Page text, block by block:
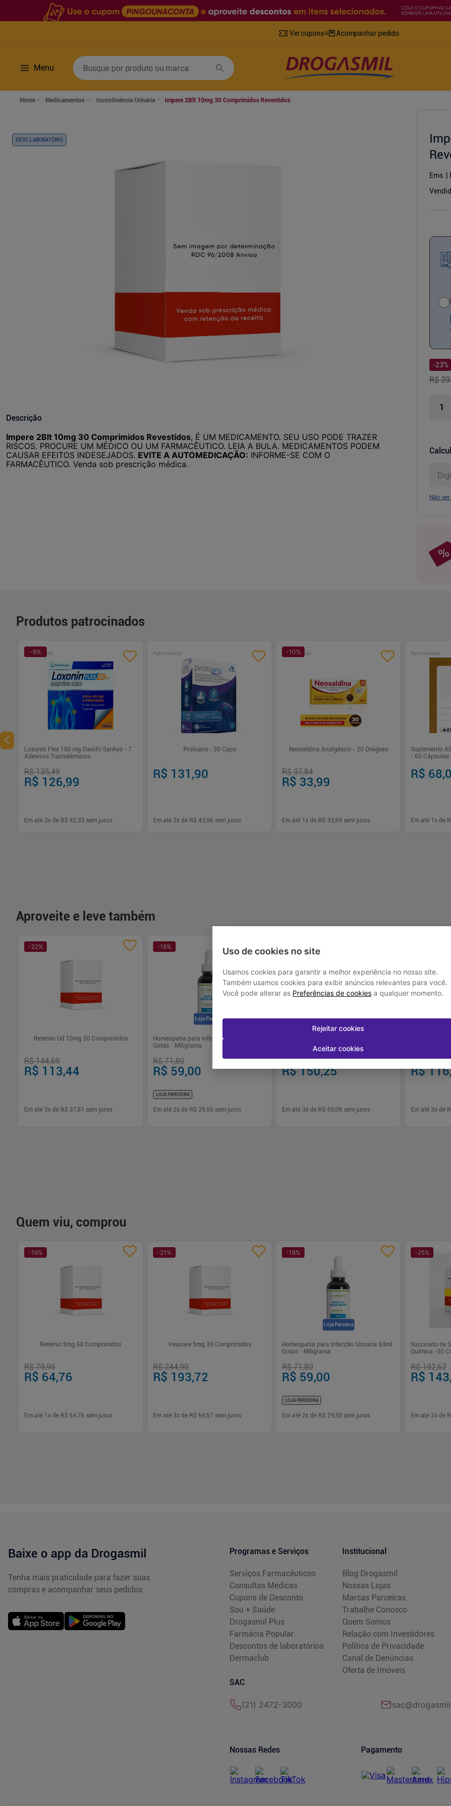
Ver cupons Acompanhar pedido
Menu
Busque por produto ou marca
Uso de cookies no site
Usamos cookies para garantir a melhor experiência no nosso site.
Também usamos cookies para exibir anúncios relevantes para você.
Você pode alterar as Preferências de cookies a qualquer momento.
Rejeitar cookies
Aceitar cookies
Medicamentos Incontinência Urinária Impere 2Blt 10mg 30 Comprimidos Revestidos
DESC.LABORATÓRIO
Descrição
Impere 2Blt 10mg 30 Comprimidos Revestidos, É UM MEDICAMENTO. SEU USO PODE TRAZER
RISCOS. PROCURE UM MÉDICO OU UM FARMACÊUTICO. LEIA A BULA. MEDICAMENTOS PODEM
CAUSAR EFEITOS INDESEJADOS. EVITE A AUTOMEDICAÇÃO: INFORME-SE COM O
FARMACÊUTICO. Venda sob prescrição médica.
Ems
-23%
R$
Não sei
Produtos patrocinados
Patrocinado
-6%
Loxonin Flex 100 mg Daiichi Sankyo - 7
Adesivos Transdérmicos
R$ 135,49
R$ 126,99
Em até 3x de R$ 42,33 sem juros
Patrocinado
Probians - 30 Caps
R$ 131,90
Em até 3x de R$ 43,96 sem juros
Patrocinado
-10%
Neosaldina Analgésico - 20 Drágeas
R$ 37,84
R$ 33,99
Em até 1 x de R$ 33,99 sem juros
Patrocinado
Suplemento
- 60 Cápsulas
R$
Em até 1 x de
Aproveite e leve também
-22%
Retemic Ud 10mg 30 Comprimidos
R$ 144,69
R$ 113,44
Em até 3x de R$ 37,81 sem juros
Loja Parceira
-18%
Homeopatia para Infecção Urinária 60ml
Gotas - Miligrama
R$ 71,80
R$ 59,00
LOJA PARCEIRA
Em até 2x de R$ 29,50 sem juros
R$ 183,23
R$ 150,25
Em até 3x de R$ 50,08 sem juros
Succinato de
Eurofarma
R$ 136,72
R$
Em até 3x de
Quem viu, comprou
-19%
Retemic 5mg 60 Comprimidos
R$ 79,95
R$ 64,76
Em até 1 x de R$ 64,76 sem juros
-21 %
Vesicare 5mg 30 Comprimidos
R$ 244,90
R$ 193,72
Em até 3x de R$ 64,57 sem juros
Loja Parceira
-18%
Homeopatia para Infecção Urinária 60ml
Gotas - Miligrama
R$ 71,80
R$ 59,00
LOJA PARCEIRA
Em até 2x de R$ 29,50 sem juros
-25%
Succinato de
Química -30
R$ 192,62
R$
Em até 3x de
Baixe o app da Drogasmil
Tenha mais praticidade para fazer suas
compras e acompanhar seus pedidos
Programas e Serviços
Serviços Farmacêuticos
Consultas Médicas
Cupons de Desconto
Sou + Saúde
Drogasmil Plus
Farmácia Popular
Descontos de laboratórios
Dermaclub
Institucional
Blog Drogasmil
Nossas Lojas
Marcas Parceiras
Trabalhe Conosco
Quem Somos
Relação com Investidores
Política de Privacidade
Canal de Denúncias
Oferta de Imóveis
SAC
(21) 2472-3000
Nossas Redes Pagamento
Termos mais buscados
fralda geriatrica